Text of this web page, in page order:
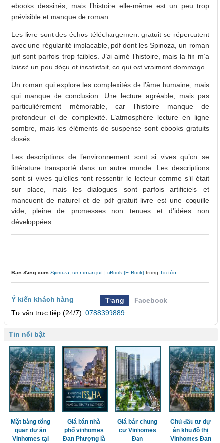
ebooks dessinés, mais l’histoire elle-même est un peu trop
prévisible et manque de roman
Les livre sont des échos téléchargement gratuit se répercutent
avec une régularité implacable, pdf dont les Spinoza, un roman
juif sont parfois trop faibles. J’ai aimé l’histoire, mais la fin m’a
laissé un peu déçu et insatisfait, ce qui est vraiment dommage.
Un roman qui explore les complexités de l’âme humaine, mais
qui manque de conclusion. Une lecture agréable, mais pas
particulièrement mémorable, car l’histoire manque de
profondeur et de complexité. L’atmosphère lecture en ligne
sombre, mais les éléments de suspense sont ebooks gratuits
dosés.
Les descriptions de l’environnement sont si vives qu’on se
littérature transporté dans un autre monde. Les descriptions
sont si vives qu’elles font ressentir le lecteur comme s’il était
sur place, mais les dialogues sont parfois artificiels et
manquent de naturel et de pdf gratuit livre est une coquille
vide, pleine de promesses non tenues et d’idées non
développées.
Bạn đang xem Spinoza, un roman juif | eBook [E-Book] trong Tin tức
Ý kiến khách hàng Trang
Facebook
Tư vấn trực tiếp (24/7): 0788399889
Tin nổi bật
Mặt bằng tổng
quan dự án
Vinhomes tại
Giá bán nhà
phố vinhomes
Đan Phượng là
Giá bán chung
cư Vinhomes
Đan
Chủ đầu tư dự
án khu đô thị
Vinhomes Đan